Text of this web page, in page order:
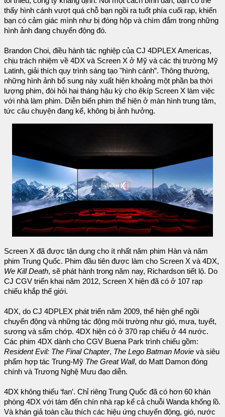
thấy hình cánh vượt quá chỗ bạn ngồi ra tuốt phía cuối rạp, khiến
bạn có cảm giác mình như bị đóng hộp và chìm đắm trong những
hình ảnh đang chuyển động đó.
Brandon Choi, điều hành tác nghiệp của CJ 4DPLEX Americas,
chịu trách nhiệm về 4DX và Screen X ở Mỹ và các thị trường Mỹ
Latinh, giải thích quy trình sáng tạo "hình cánh”. Thông thường,
những hình ảnh bổ sung này xuất hiện khoảng một phần ba thời
lượng phim, đòi hỏi hai tháng hậu kỳ cho êkíp Screen X làm việc
với nhà làm phim. Diễn biến phim thể hiện ở màn hình trung tâm,
tức câu chuyện đang kể, không bị ảnh hưởng.
Screen X đã được tận dụng cho ít nhất năm phim Hàn và năm
phim Trung Quốc. Phim đầu tiên được làm cho Screen X và 4DX,
We Kill Death, sẽ phát hành trong năm nay, Richardson tiết lộ. Do
CJ CGV triển khai năm 2012, Screen X hiện đã có ở 107 rạp
chiếu khắp thế giới.
4DX, do CJ 4DPLEX phát triển năm 2009, thể hiện ghế ngồi
chuyển động và những tác động môi trường như gió, mưa, tuyết,
sương và sấm chớp. 4DX hiện có ở 370 rạp chiếu ở 44 nước.
Các phim 4DX dành cho CGV Buena Park trình chiếu gồm:
Resident Evil: The Final Chapter, The Lego Batman Movie và siêu
phẩm hợp tác Trung-Mỹ The Great Wall, do Matt Damon đóng
chính và Trương Nghệ Mưu đạo diễn.
4DX không thiếu ‘fan’. Chỉ riêng Trung Quốc đã có hơn 60 khán
phòng 4DX với tám đến chín nhà rạp kể cả chuỗi Wanda khổng lồ.
Và khán giả toàn cầu thích các hiệu ứng chuyển động, gió, nước